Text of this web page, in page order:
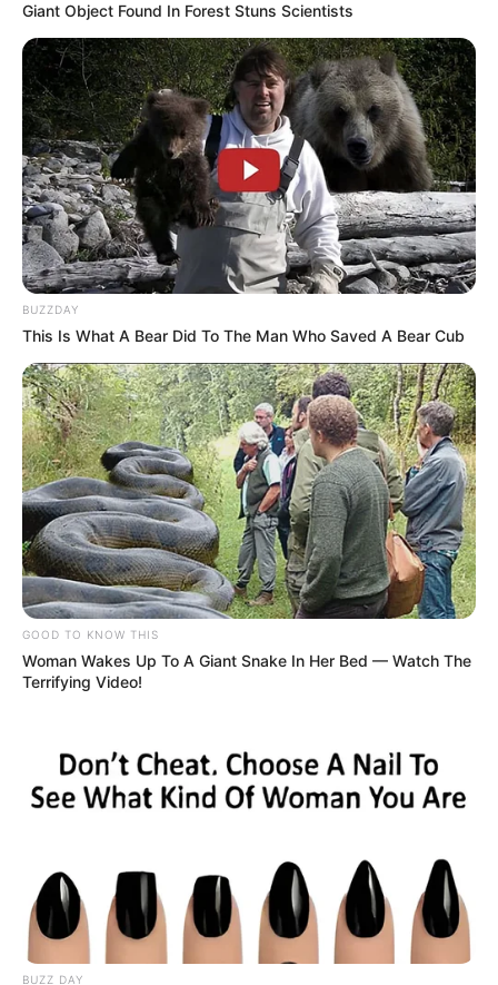
Giant Object Found In Forest Stuns Scientists
BUZZDAY
This Is What A Bear Did To The Man Who Saved A Bear Cub
GOOD TO KNOW THIS
Woman Wakes Up To A Giant Snake In Her Bed — Watch The
Terrifying Video!
BUZZ DAY